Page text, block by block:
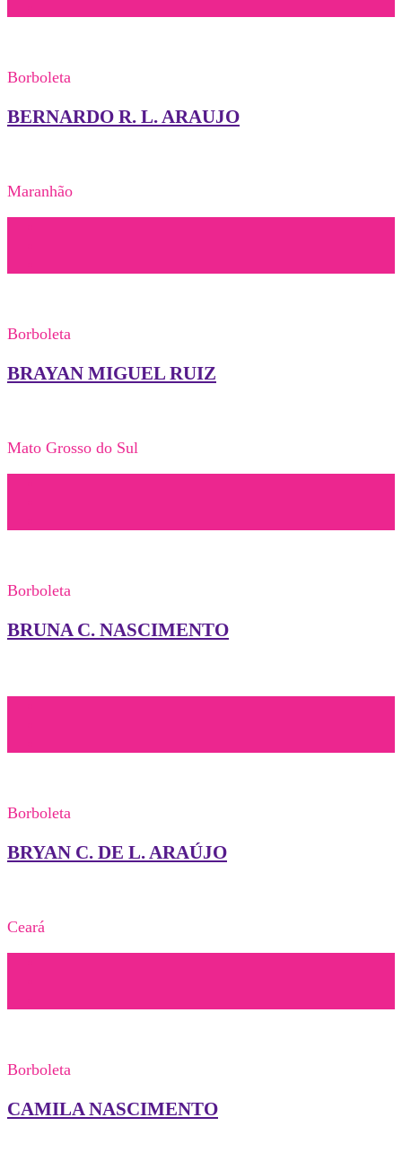
Borboleta
BERNARDO R. L. ARAUJO
Maranhão
Borboleta
BRAYAN MIGUEL RUIZ
Mato Grosso do Sul
Borboleta
BRUNA C. NASCIMENTO
Borboleta
BRYAN C. DE L. ARAÚJO
Ceará
Borboleta
CAMILA NASCIMENTO